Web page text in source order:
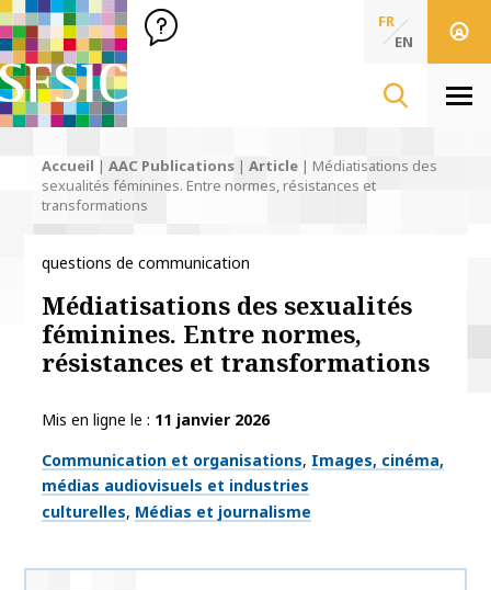
SFSIC Société Française des Sciences de l'Information & de
Société Française des Sciences
de l'Information
FR
EN
Accueil | AAC Publications | Article | Médiatisations des
sexualités féminines. Entre normes, résistances et
transformations
questions de communication
Médiatisations des sexualités
féminines. Entre normes,
résistances et transformations
Mis en ligne le
11 janvier 2026
Thématiques
Communication et organisations Images, cinéma,
médias audiovisuels et industries
culturelles Médias et journalisme